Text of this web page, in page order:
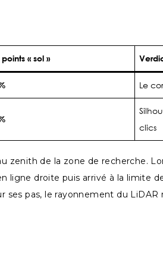
« sol »
Le
clics
zenith de la zone de recherche.
ligne droite puis arrivé à la limite
ses pas, le rayonnement du